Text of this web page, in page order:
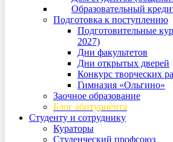
Образовательный
Подготовка к поступлению
Подготовительные
2027)
Дни факультетов
Дни открытых дверей
Конкурс творческих
Гимназия «Ольгино»
Заочное образование
Блог абитуриента
Студенту и сотруднику
Кураторы
Студенческий профсоюз